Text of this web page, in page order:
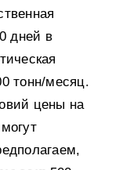
дней в
тонн/месяц.
цены на
,